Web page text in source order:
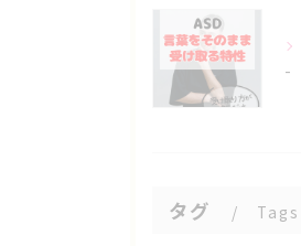
-
タグ Tags